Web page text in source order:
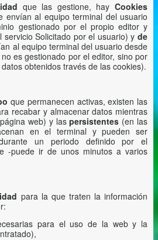
que las gestione, hayCookies
envían al equipo terminal del usuario
gestionado por el propio editor y
Solicitado por el usuario) y de
al equipo terminal del usuario desde
es gestionado por el editor, sino por
obtenidos través de las cookies).
que permanecen activas, existen las
recabar y almacenar datos mientras
web) y laspersistentes (en las
en el terminal y pueden ser
un periodo definido por el
-puede ir de unos minutos a varios
para la que traten la información
para el uso de la web y la